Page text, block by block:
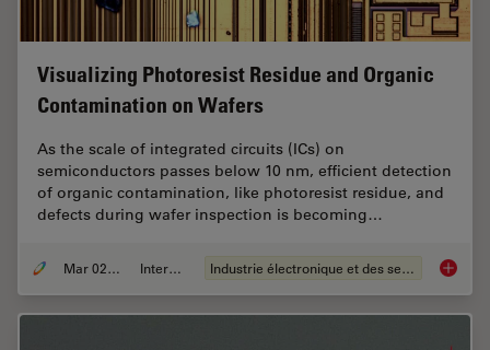
Visualizing Photoresist Residue and Organic
Contamination on Wafers
As the scale of integrated circuits (ICs) on
semiconductors passes below 10 nm, efficient detection
of organic contamination, like photoresist residue, and
defects during wafer inspection is becoming…
Mar 02, 2026 Interviews Industrie électronique et des semi-conducteurs